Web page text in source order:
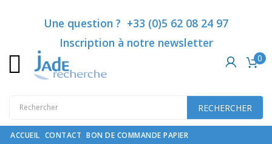
Ajouter à ma liste d'envies
add_circle_outline Créer une nouvelle liste
Créer une liste d'envies
Nom de la liste d'envies
Annuler Créer une liste
Connexion
Vous devez être connecté pour ajouter des produits à votre
Annuler
Une question ? +33 (0)5 62 08 24 97
Inscription à notre newsletter
Rubriques
de
spécifiques
0
RECHERCHER
ACCUEIL CONTACT BON DE COMMANDE PAPIER